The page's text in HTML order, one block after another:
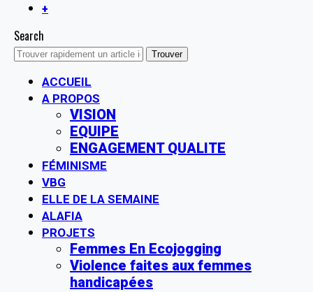
+
Search
ACCUEIL
A PROPOS
VISION
EQUIPE
ENGAGEMENT QUALITE
FÉMINISME
VBG
ELLE DE LA SEMAINE
ALAFIA
PROJETS
Femmes En Ecojogging
Violence faites aux femmes
handicapées